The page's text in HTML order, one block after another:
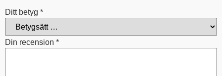
Ditt betyg *
Din recension *